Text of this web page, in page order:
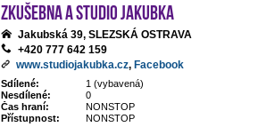
Zkušebna a studio Jakubka
Jakubská 39, SLEZSKÁ OSTRAVA
+420 777 642 159
www.studiojakubka.cz, Facebook
Sdílené:
1 (vybavená)
Nesdílené:
0
Čas hraní:
NONSTOP
Přístupnost:
NONSTOP